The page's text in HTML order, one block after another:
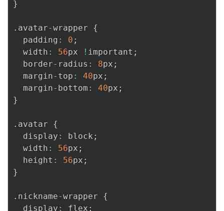
}
. avatar-wrapper {
  padding
: 0 ;
  width
: 56px ! important ;
  border
- radius : 8px ;
  margin
- top : 40px ;
  margin
- bottom : 40px ;
}
. avatar {
  display
: block ;
  width
: 56px ;
  height
: 56px ;
}
. nickname-wrapper {
  display
: flex ;